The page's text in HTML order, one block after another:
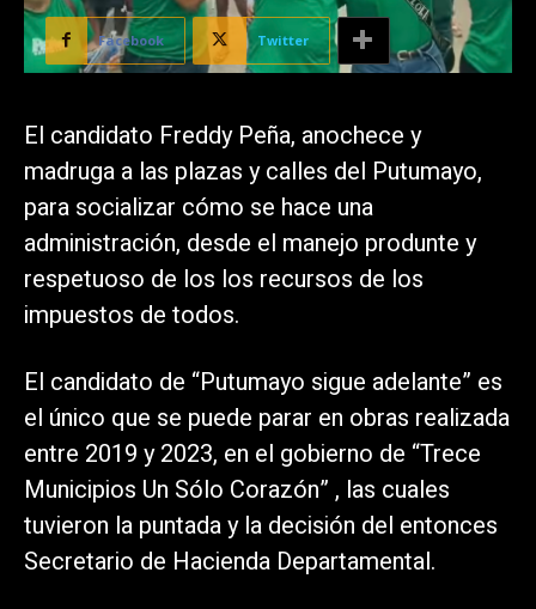
Facebook Twitter
El candidato Freddy Peña, anochece y
madruga a las plazas y calles del Putumayo,
para socializar cómo se hace una
administración, desde el manejo produnte y
respetuoso de los los recursos de los
impuestos de todos.
El candidato de “Putumayo sigue adelante” es
el único que se puede parar en obras realizada
entre 2019 y 2023, en el gobierno de “Trece
Municipios Un Sólo Corazón” , las cuales
tuvieron la puntada y la decisión del entonces
Secretario de Hacienda Departamental.